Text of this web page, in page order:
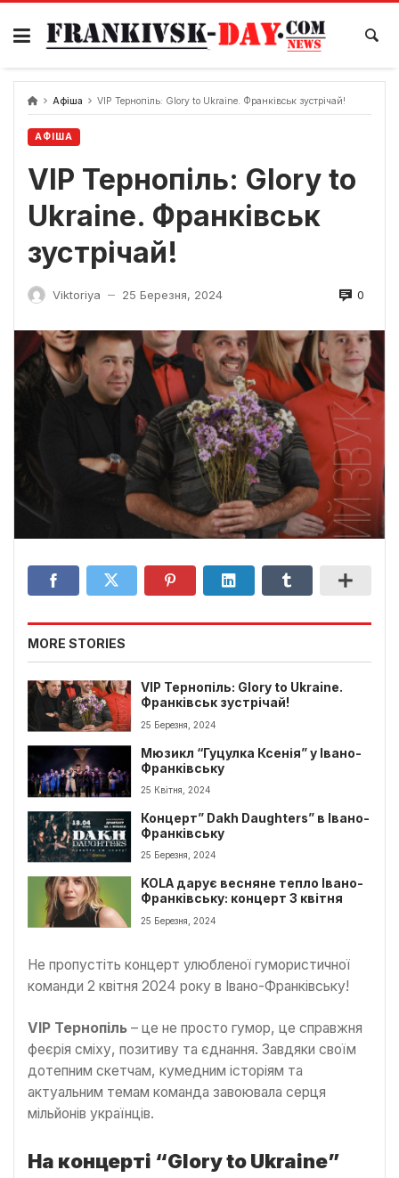
Skip
content
Афіша VIP Тернопіль: Glory to Ukraine. Франківськ зустрічай!
АФІША
VIP Тернопіль: Glory to
Ukraine. Франківськ
зустрічай!
Viktoriya — 25 Березня, 2024 0
MORE STORIES
VIP Тернопіль: Glory to Ukraine.
Франківськ зустрічай!
25 Березня, 2024
Мюзикл “Гуцулка Ксенія” у Івано-
Франківську
25 Квітня, 2024
Концерт” Dakh Daughters” в Івано-
Франківську
25 Березня, 2024
KOLA дарує весняне тепло Івано-
Франківську: концерт 3 квітня
25 Березня, 2024
Не пропустіть концерт улюбленої гумористичної
команди 2 квітня 2024 року в Івано-Франківську!
VIP Тернопіль – це не просто гумор, це справжня
феєрія сміху, позитиву та єднання. Завдяки своїм
дотепним скетчам, кумедним історіям та
актуальним темам команда завоювала серця
мільйонів українців.
На концерті “Glory to Ukraine”